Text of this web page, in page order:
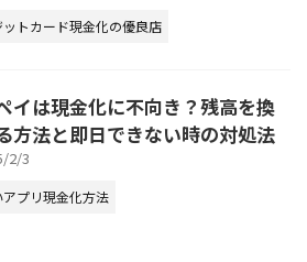
ットカード現金化の優良店
イは現金化に不向き？残高を換
方法と即日できない時の対処法
2/3
プリ現金化方法